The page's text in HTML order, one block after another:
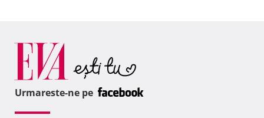
Urmareste-ne pe